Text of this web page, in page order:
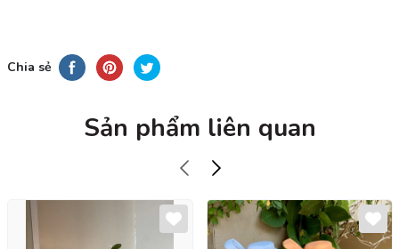
Chia sẻ
Sản phẩm liên quan